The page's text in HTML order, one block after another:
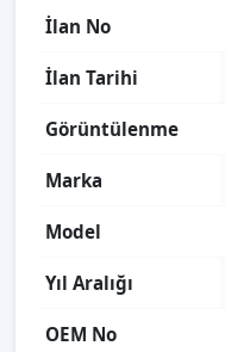
İlan No
İlan Tarihi
Görüntülenme
Marka
Model
Yıl Aralığı
OEM No